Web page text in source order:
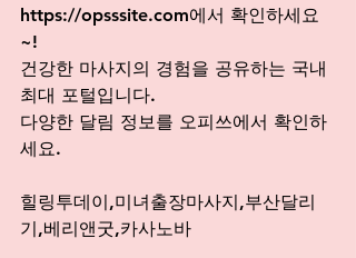
https://opsssite.com에서 확인하세요
~!
건강한 마사지의 경험을 공유하는 국내
최대 포털입니다.
다양한 달림 정보를 오피쓰에서 확인하
세요.
힐링투데이,미녀출장마사지,부산달리
기,베리앤굿,카사노바